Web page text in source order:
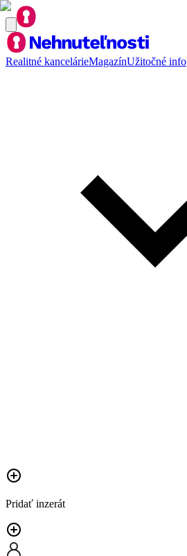
Realitné kancelárieMagazínUžitočné info
Pridať inzerát